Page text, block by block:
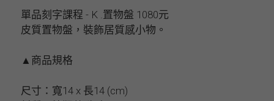
單品刻字課程 - K .置物盤 1080元
皮質置物盤，裝飾居質感小物。
▲商品規格
尺寸：寬14 x 長14 (cm)